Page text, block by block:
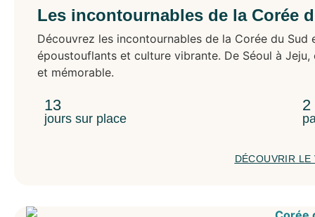
Les incontournables de la Corée
Découvrez les incontournables de la Corée du
époustouflants et culture vibrante. De Séoul à
et mémorable.
13
jours sur place
DÉCOUVRIR LE